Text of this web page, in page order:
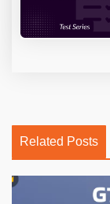
Related Posts